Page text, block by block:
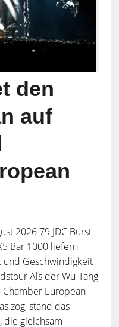
den
auf
2026 79 JDC Burst
Bar 1000 liefern
und Geschwindigkeit
Als der Wu-Tang
European
zog, stand das
die gleichsam